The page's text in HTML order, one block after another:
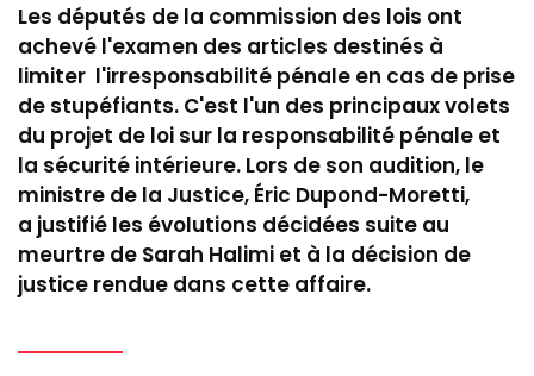
Lyon,
en
avril
Les députés de la commission des lois ont
achevé l'examen des articles destinés à
limiter l'irresponsabilité pénale en cas de prise
de stupéfiants. C'est l'un des principaux volets
du projet de loi sur la responsabilité pénale et
la sécurité intérieure. Lors de son audition, le
ministre de la Justice, Éric Dupond-Moretti,
a justifié les évolutions décidées suite au
meurtre de Sarah Halimi et à la décision de
justice rendue dans cette affaire.